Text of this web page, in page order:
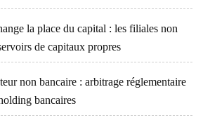
la place du capital : les filiales non
de capitaux propres
non bancaire : arbitrage réglementaire
bancaires